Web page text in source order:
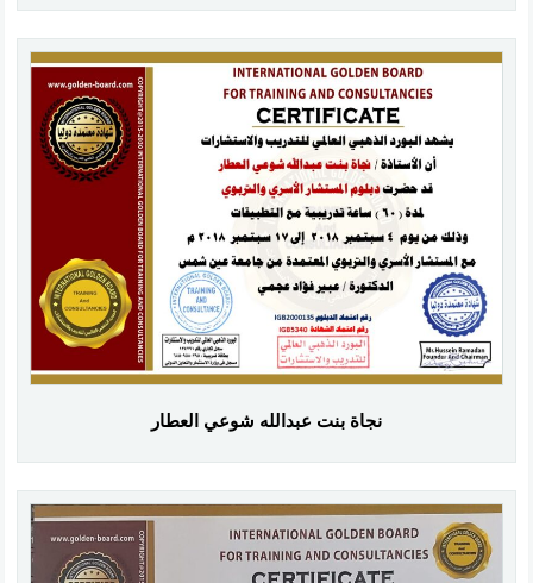
نجاة بنت عبدالله شوعي العطار